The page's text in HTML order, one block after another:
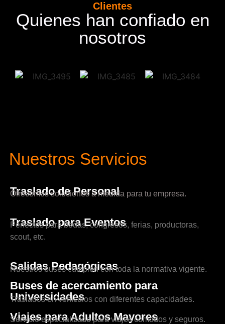
Clientes
Quienes han confiado en
nosotros
Nuestros Servicios
Traslado de Personal
Ofrecemos soluciones a medida para tu empresa.
Traslado para Eventos
Perfectos para bodas, congresos, ferias, productoras,
scout, etc.
Salidas Pedagógicas
Nuestros buses cumplen con toda la normativa vigente.
Buses de acercamiento para
Universidades
Traslados en vehículos con diferentes capacidades.
Viajes para Adultos Mayores
Servicio especializado para viajes cómodos y seguros.